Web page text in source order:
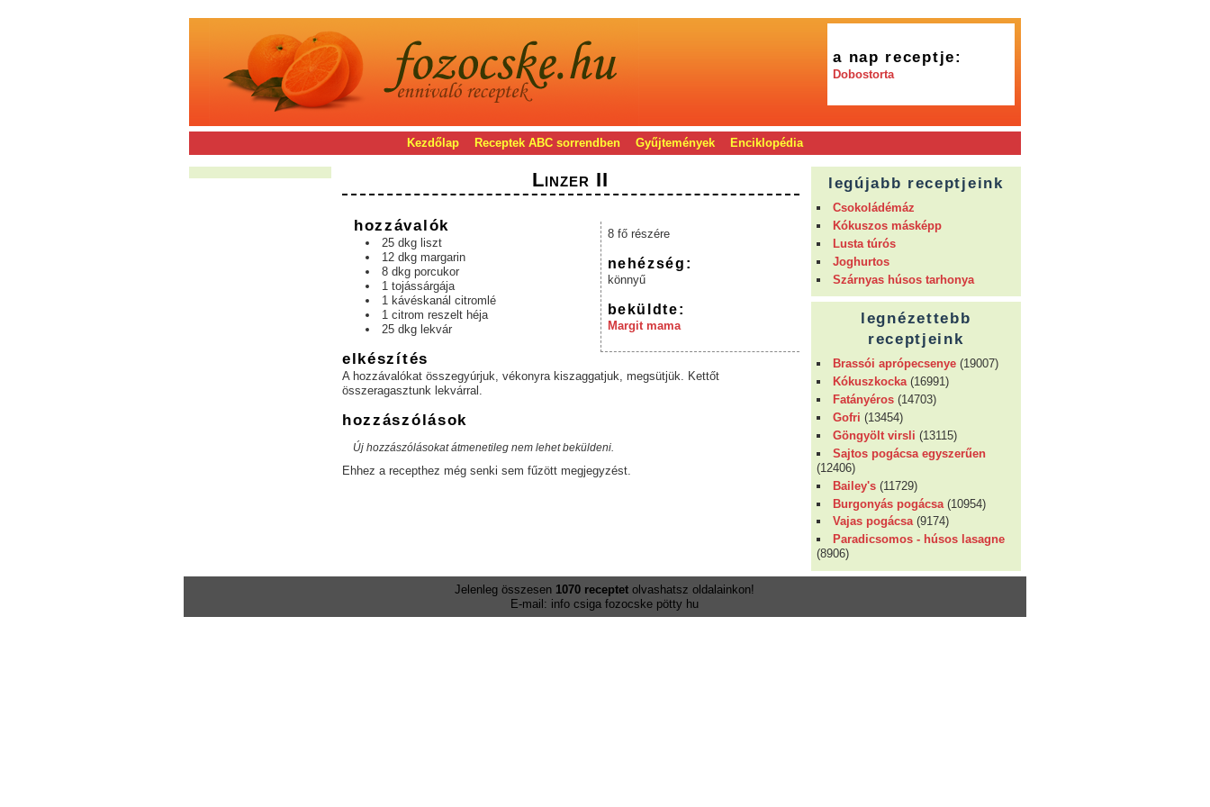
a nap receptje:
Dobostorta
Kezdőlap Receptek ABC sorrendben Gyűjtemények Enciklopédia
Linzer II
8 fő részére
nehézség:
könnyű
beküldte:
Margit mama
hozzávalók
25 dkg liszt
12 dkg margarin
8 dkg porcukor
1 tojássárgája
1 kávéskanál citromlé
1 citrom reszelt héja
25 dkg lekvár
elkészítés
A hozzávalókat összegyúrjuk, vékonyra kiszaggatjuk, megsütjük. Kettőt
összeragasztunk lekvárral.
hozzászólások
Új hozzászólásokat átmenetileg nem lehet beküldeni.
Ehhez a recepthez még senki sem fűzött megjegyzést.
legújabb receptjeink
Csokoládémáz
Kókuszos másképp
Lusta túrós
Joghurtos
Szárnyas húsos tarhonya
legnézettebb
receptjeink
Brassói aprópecsenye (19007)
Kókuszkocka(16991)
Fatányéros (14703)
Gofri (13454)
Göngyölt virsli (13115)
Sajtos pogácsa egyszerűen
(12406)
Bailey's (11729)
Burgonyás pogácsa (10954)
Vajas pogácsa(9174)
Paradicsomos - húsos lasagne
(8906)
Jelenleg összesen 1070 receptet olvashatsz oldalainkon!
E-mail: info csiga fozocske pötty hu